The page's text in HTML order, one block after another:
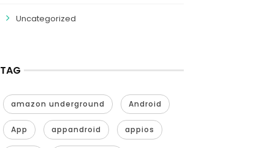
Uncategorized
TAG
amazon underground Android
App appandroid appios